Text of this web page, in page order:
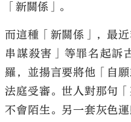
「新關係」。
而這種「新關係」，最
串謀殺害」等罪名起
羅，並揚言要將他「自
法庭受審。世人對那句
不會陌生。另一套灰色